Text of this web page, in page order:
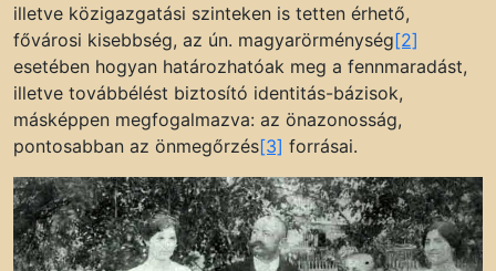
illetve közigazgatási szinteken is tetten érhető,
fővárosi kisebbség, az ún. magyarörménység[2]
esetében hogyan határozhatóak meg a fennmaradást,
illetve továbbélést biztosító identitás-bázisok,
másképpen megfogalmazva: az önazonosság,
pontosabban az önmegőrzés[3] forrásai.